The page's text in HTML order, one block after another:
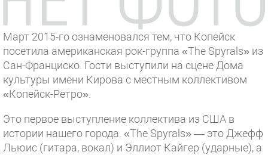
Март 2015-го ознаменовался тем, что Копейск
посетила американская рок-группа «The Spyrals» из
Сан-Франциско. Гости выступили на сцене Дома
культуры имени Кирова с местным коллективом
«Копейск-Ретро».
Это первое выступление коллектива из США в
истории нашего города. «The Spyrals» — это Джефф
Льюис (гитара, вокал) и Эллиот Кайгер (ударные), а